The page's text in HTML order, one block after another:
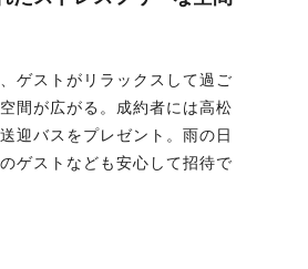
ゲストがリラックスして過ご
間が広がる。成約者には高松
迎バスをプレゼント。雨の日
ゲストなども安心して招待で